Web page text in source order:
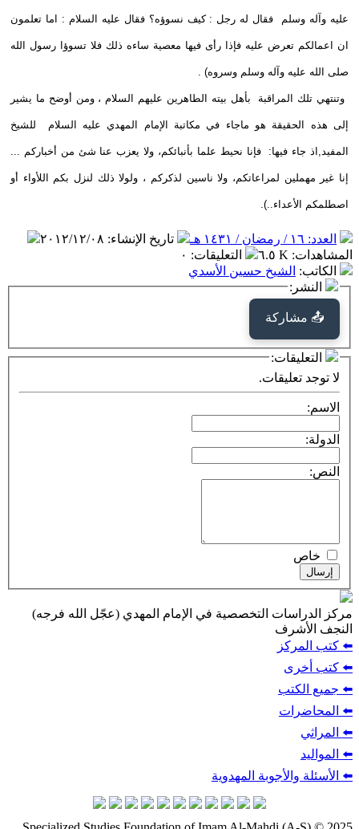
عليه وآله وسلم فقال له رجل : كيف نسوؤه؟ فقال عليه السلام : اما تعلمون
ان اعمالكم تعرض عليه فإذا رأى فيها معصية ساءه ذلك فلا تسوؤا رسول الله
صلى الله عليه وآله وسلم وسروه) .
وتنتهي تلك المراقبة بأهل بيته الطاهرين عليهم السلام ، ومن أوضح ما يشير
إلى هذه الحقيقة هو ماجاء في مكاتبة الإمام المهدي عليه السلام للشيخ
المفيد,اذ جاء فيها: فإنا نحيط علما بأنبائكم، ولا يعزب عنا شئ من أخباركم ...
إنا غير مهملين لمراعاتكم، ولا ناسين لذكركم ، ولولا ذلك لنزل بكم اللأواء أو
اصطلمكم الأعداء..).
العدد: ١٦ / رمضان / ١٤٣١ هـ تاريخ الإنشاء: ٢٠١٢/١٢/٠٨
المشاهدات: ٦.٥ K التعليقات: ٠
الكاتب: الشيخ حسين الأسدي
النشر:
📤 مشاركة
التعليقات:
لا توجد تعليقات.
الاسم:
الدولة:
النص:
خاص
إرسال
مركز الدراسات التخصصية في الإمام المهدي (عجّل الله فرجه)
النجف الأشرف
⬅️ كتب المركز
⬅️ كتب أخرى
⬅️ جميع الكتب
⬅️ المحاضرات
⬅️ المراثي
⬅️ المواليد
⬅️ الأسئلة والأجوبة المهدوية